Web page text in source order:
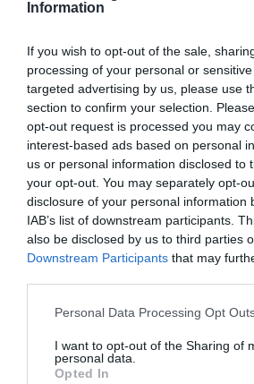
Information
If you wish to opt-out of the sale,
processing of your personal or
targeted advertising by us, please use
section to confirm your selection.
opt-out request is processed you may
interest-based ads based on personal
us or personal information disclosed to
your opt-out. You may separately opt-
disclosure of your personal information
IAB’s list of downstream participants.
also be disclosed by us to third parties
Downstream Participants that may
Personal Data Processing Opt
I want to opt-out of the Sharing of
personal data.
Opted In
Ακολουθήστε το
Σχετικά
Αυτοβιογραφία
ενός πτώματος: Μια
συλλογή